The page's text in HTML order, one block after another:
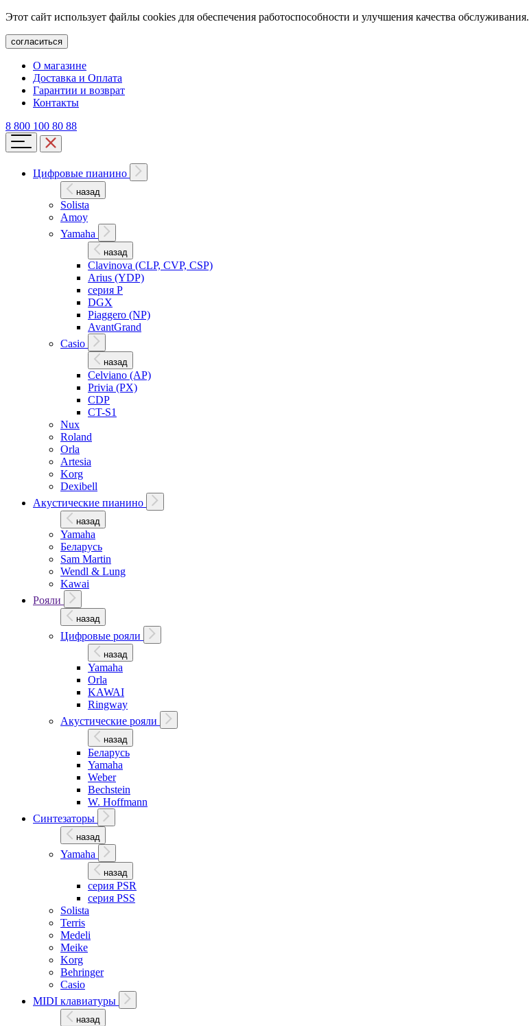
Этот сайт использует файлы cookies для обеспечения работоспособности и улучшения качества обслуживания.
согласиться
О магазине
Доставка и Оплата
Гарантии и возврат
Контакты
8 800 100 80 88
Цифровые пианино
назад
Solista
Amoy
Yamaha
назад
Clavinova (CLP, CVP, CSP)
Arius (YDP)
серия P
DGX
Piaggero (NP)
AvantGrand
Casio
назад
Celviano (AP)
Privia (PX)
CDP
CT-S1
Nux
Roland
Orla
Artesia
Korg
Dexibell
Акустические пианино
назад
Yamaha
Беларусь
Sam Martin
Wendl & Lung
Kawai
Рояли
назад
Цифровые рояли
назад
Yamaha
Orla
KAWAI
Ringway
Акустические рояли
назад
Беларусь
Yamaha
Weber
Bechstein
W. Hoffmann
Синтезаторы
назад
Yamaha
назад
серия PSR
серия PSS
Solista
Terris
Medeli
Meike
Korg
Behringer
Casio
MIDI клавиатуры
назад